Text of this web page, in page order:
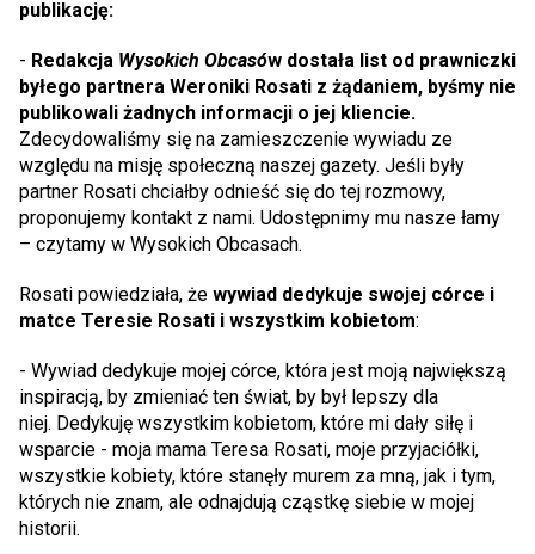
publikację:
- Redakcja Wysokich Obcasów dostała list od prawniczki
byłego partnera Weroniki Rosati z żądaniem, byśmy nie
publikowali żadnych informacji o jej kliencie.
Zdecydowaliśmy się na zamieszczenie wywiadu ze
względu na misję społeczną naszej gazety. Jeśli były
partner Rosati chciałby odnieść się do tej rozmowy,
proponujemy kontakt z nami. Udostępnimy mu nasze łamy
– czytamy w Wysokich Obcasach.
Rosati powiedziała, że wywiad dedykuje swojej córce i
matce Teresie Rosati i wszystkim kobietom:
- Wywiad dedykuje mojej córce, która jest moją największą
inspiracją, by zmieniać ten świat, by był lepszy dla
niej. Dedykuję wszystkim kobietom, które mi dały siłę i
wsparcie - moja mama Teresa Rosati, moje przyjaciółki,
wszystkie kobiety, które stanęły murem za mną, jak i tym,
których nie znam, ale odnajdują cząstkę siebie w mojej
historii.